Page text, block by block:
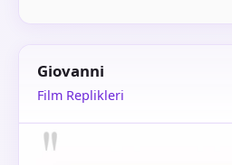
Giovanni
Film Replikleri